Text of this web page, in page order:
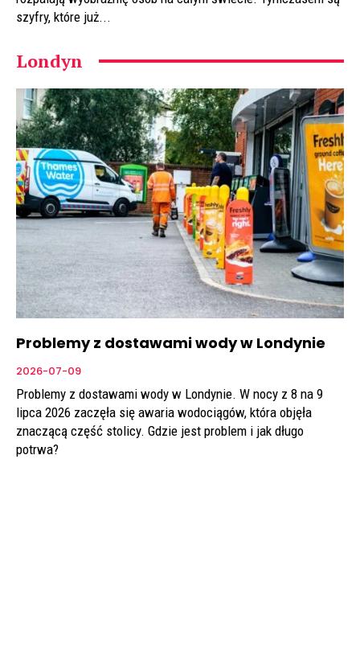
szyfry, które już...
Londyn
Problemy z dostawami wody w Londynie
2026-07-09
Problemy z dostawami wody w Londynie. W nocy z 8 na 9
lipca 2026 zaczęła się awaria wodociągów, która objęła
znaczącą część stolicy. Gdzie jest problem i jak długo
potrwa?